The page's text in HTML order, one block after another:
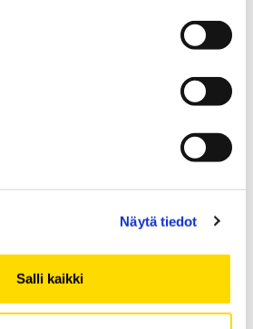
Näytä tiedot
Salli kaikki
-
ja kunniamaininnat: Essi